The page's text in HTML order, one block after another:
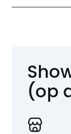
(op